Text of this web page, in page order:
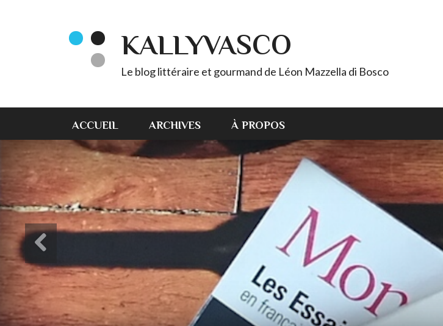
KALLYVASCO
Le blog littéraire et gourmand de Léon Mazzella di Bosco
ACCUEIL ARCHIVES À PROPOS